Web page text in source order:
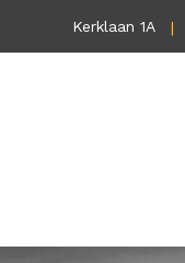
Kerklaan 1A